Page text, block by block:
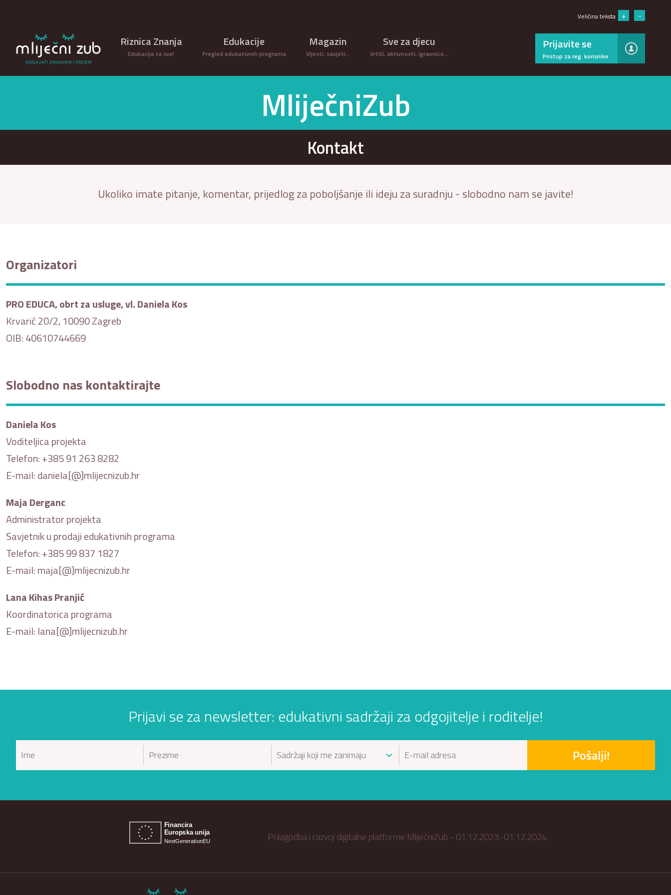
×
Veličina teksta + -
Riznica Znanja
Edukacija za sve!
Edukacije
Pregled edukativnih programa
Magazin
Vijesti, savjeti...
Sve za djecu
Vrtići, aktivnosti, igraonice…
Prijavite se
Pristup za reg. korisnike
MliječniZub
Kontakt
Ukoliko imate pitanje, komentar, prijedlog za poboljšanje ili ideju za suradnju - slobodno nam se javite!
Organizatori
PRO EDUCA, obrt za usluge, vl. Daniela Kos
Krvarić 20/2, 10090 Zagreb
OIB: 40610744669
Slobodno nas kontaktirajte
Daniela Kos
Voditeljica projekta
Telefon: +385 91 263 8282
E-mail: daniela[@]mlijecnizub.hr
Maja Derganc
Administrator projekta
Savjetnik u prodaji edukativnih programa
Telefon: +385 99 837 1827
E-mail: maja[@]mlijecnizub.hr
Lana Kihas Pranjić
Koordinatorica programa
E-mail: lana[@]mlijecnizub.hr
Prijavi se za newsletter: edukativni sadržaji za odgojitelje i roditelje!
Pošalji!
Prilagodba i razvoj digitalne platforme MliječniZub - 01.12.2023.-01.12.2024.